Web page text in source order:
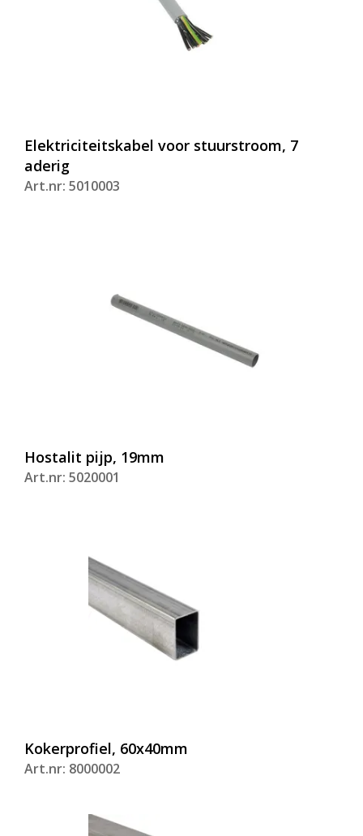
Elektriciteitskabel voor stuurstroom, 7
aderig
Art.nr: 5010003
Hostalit pijp, 19mm
Art.nr: 5020001
Kokerprofiel, 60x40mm
Art.nr: 8000002